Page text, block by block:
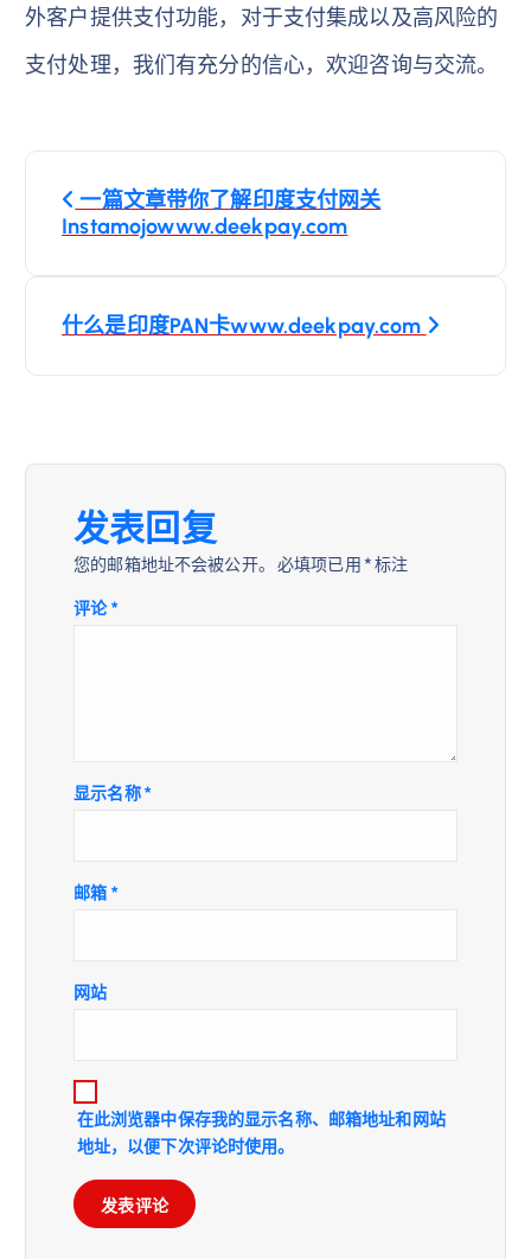
外客户提供支付功能，对于支付集成以及高风险的
支付处理，我们有充分的信心，欢迎咨询与交流。
文
章
航
一篇文章带你了解印度支付网关
Instamojowww.deekpay.com
什么是印度PAN卡www.deekpay.com
发表回复
您的邮箱地址不会被公开。 必填项已用 *标注
评论*
显示名称*
邮箱 *
网站
在此浏览器中保存我的显示名称、邮箱地址和网站
地址，以便下次评论时使用。